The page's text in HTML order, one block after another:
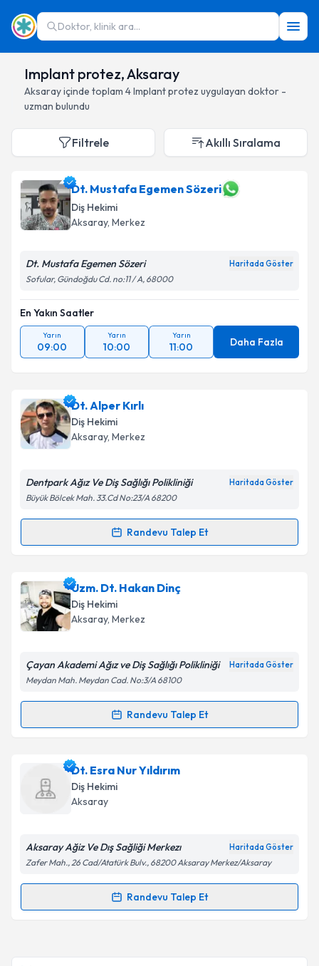
Doktor, klinik ara...
Implant protez, Aksaray
Aksarayiçinde toplam 4Implant protez uygulayan doktor -
uzman bulundu
Filtrele Akıllı Sıralama
Dt. Mustafa Egemen Sözeri
Diş Hekimi
Aksaray, Merkez
Dt. Mustafa Egemen Sözeri Haritada Göster
Sofular, Gündoğdu Cd. no:11 / A, 68000
En Yakın Saatler
Yarın
09:00
Yarın
10:00
Yarın
11:00 Daha Fazla
Dt. Alper Kırlı
Diş Hekimi
Aksaray, Merkez
Dentpark Ağız Ve Diş Sağlığı Polikliniği Haritada Göster
Büyük Bölcek Mah. 33.Cd No:23/A 68200
Randevu Talep Et
Randevu Takvimi Talebi
Dt. Alper Kırlı için randevu takvimi talebi oluşturun.
Size bu uzmandan randevu almanız için bir takvim
hazırlandığında e-posta ile bilgilendireceğiz.
Kişisel verilerimin işlenmesine ilişkin
Metni'ni okudum ve kişisel verilerimin belirtilen
Takvim Talebini Gönder
Uzm. Dt. Hakan Dinç
Diş Hekimi
Aksaray, Merkez
Çayan Akademi Ağız ve Diş Sağlığı Polikliniği Haritada Göster
Meydan Mah. Meydan Cad. No:3/A 68100
Randevu Talep Et
Randevu Takvimi Talebi
Uzm. Dt. Hakan Dinçiçin randevu takvimi talebi
oluşturun. Size bu uzmandan randevu almanız için bir
takvim hazırlandığında e-posta ile bilgilendireceğiz.
Kişisel verilerimin işlenmesine ilişkin
Metni'ni okudum ve kişisel verilerimin belirtilen
Dt. Esra Nur Yıldırım
Diş Hekimi
Aksaray
Aksaray Ağiz Ve Dış Sağliği Merkezı Haritada Göster
Zafer Mah., 26 Cad/Atatürk Bulv., 68200 Aksaray Merkez/Aksaray
Randevu Talep Et
Randevu Takvimi Talebi